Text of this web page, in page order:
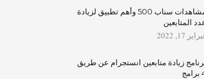
مشاهدات سناب 500 وأهم تطبيق لزيادة
المتابعين
17, 2022
زيادة متابعين انستجرام عن طريق